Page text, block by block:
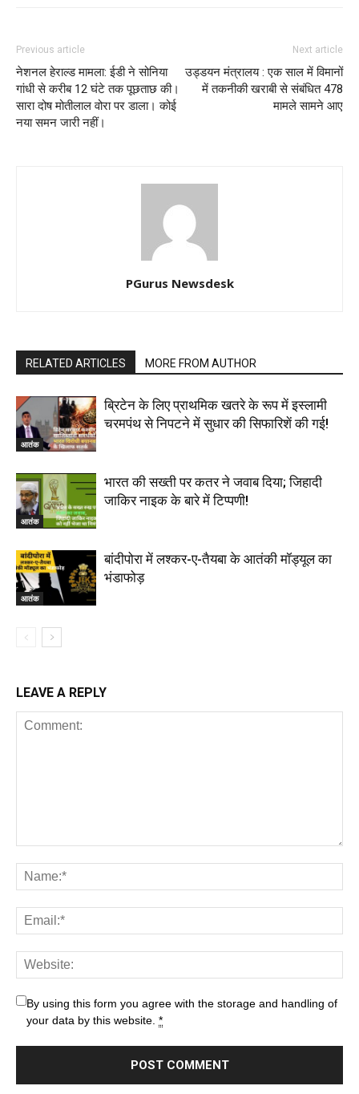
Previous article
नेशनल हेराल्ड मामला: ईडी ने सोनिया
गांधी से करीब 12 घंटे तक पूछताछ की।
सारा दोष मोतीलाल वोरा पर डाला। कोई
नया समन जारी नहीं।
Next article
उड्डयन मंत्रालय : एक साल में विमानों
में तकनीकी खराबी से संबंधित 478
मामले सामने आए
PGurus Newsdesk
RELATED ARTICLES MORE FROM AUTHOR
आतंक
ब्रिटेन के लिए प्राथमिक खतरे के रूप में इस्लामी
चरमपंथ से निपटने में सुधार की सिफारिशें की गई!
आतंक
भारत की सख्‍ती पर कतर ने जवाब दिया; जिहादी
जाकिर नाइक के बारे में टिप्पणी!
आतंक
बांदीपोरा में लश्कर-ए-तैयबा के आतंकी मॉड्यूल का
भंडाफोड़
LEAVE A REPLY
By using this form you agree with the storage and handling of
your data by this website. *